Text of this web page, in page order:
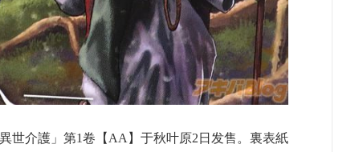
世介護」第1卷【AA】于秋叶原2日发售。裏表紙